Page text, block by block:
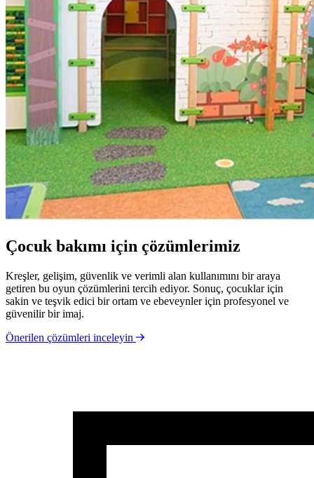
Çocuk bakımı için çözümlerimiz
Kreşler, gelişim, güvenlik ve verimli alan kullanımını bir araya
getiren bu oyun çözümlerini tercih ediyor. Sonuç, çocuklar için
sakin ve teşvik edici bir ortam ve ebeveynler için profesyonel ve
güvenilir bir imaj.
Önerilen çözümleri inceleyin